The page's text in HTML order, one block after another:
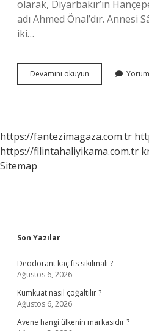
olarak, Diyarbakır’ın
adı Ahmed Önal’dır. Annesi
iki…
Devamını okuyun
Arif
https://fantezimagaza.com.tr
https://filintahaliyikama.com.tr
Sitemap
Sidebar
Son Yazılar
Deodorant kaç fıs sıkılmalı ?
Ağustos 6, 2026
Kumkuat nasıl çoğaltılır ?
Ağustos 6, 2026
Avene hangi ülkenin markasıdır ?